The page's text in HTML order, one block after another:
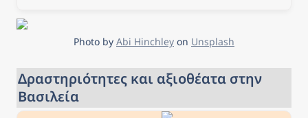
Photo by Abi Hinchley on Unsplash
Δραστηριότητες και αξιοθέατα στην
Βασιλεία